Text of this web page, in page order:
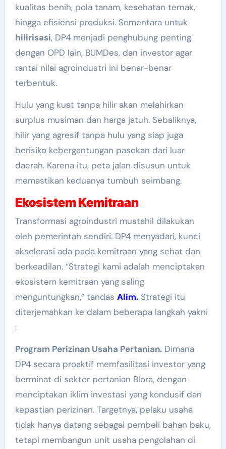
kualitas benih, pola tanam, kesehatan ternak,
hingga efisiensi produksi. Sementara untuk
hilirisasi, DP4 menjadi penghubung penting
dengan OPD lain, BUMDes, dan investor agar
rantai nilai agroindustri ini benar-benar
terbentuk.
Hulu yang kuat tanpa hilir akan melahirkan
surplus musiman dan harga jatuh. Sebaliknya,
hilir yang agresif tanpa hulu yang siap juga
berisiko kebergantungan pasokan dari luar
daerah. Karena itu, peta jalan disusun untuk
memastikan keduanya tumbuh seimbang.
Ekosistem Kemitraan
Transformasi agroindustri mustahil dilakukan
oleh pemerintah sendiri. DP4 menyadari, kunci
akselerasi ada pada kemitraan yang sehat dan
berkeadilan. “Strategi kami adalah menciptakan
ekosistem kemitraan yang saling
menguntungkan,” tandas Alim.Strategi itu
diterjemahkan ke dalam beberapa langkah yakni
:
Program Perizinan Usaha Pertanian.Dimana
DP4 secara proaktif memfasilitasi investor yang
berminat di sektor pertanian Blora, dengan
menciptakan iklim investasi yang kondusif dan
kepastian perizinan. Targetnya, pelaku usaha
tidak hanya datang sebagai pembeli bahan baku,
tetapi membangun unit usaha pengolahan di